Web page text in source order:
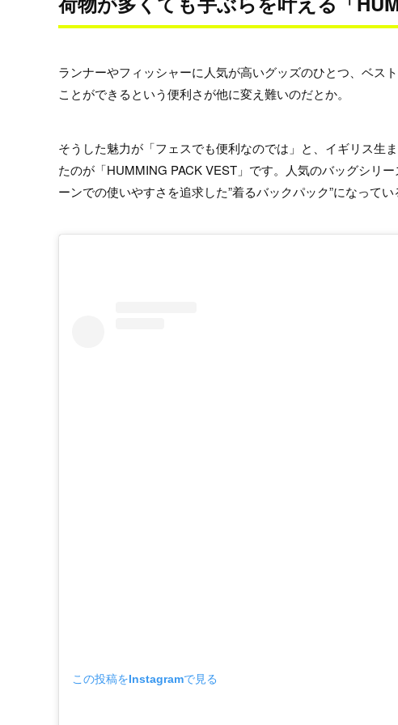
ランナーやフィッシャーに人気が高いグッズのひとつ、ベス
ことができるという便利さが他に変え難いのだとか。
そうした魅力が「フェスでも便利なのでは」と、イギリス生
たのが「HUMMING PACK VEST」です。人気のバッグシリ
ーンでの使いやすさを追求した”着るバックパック”になってい
この投稿をInstagramで見る